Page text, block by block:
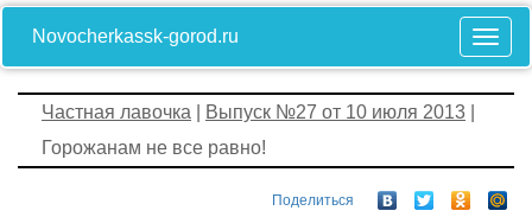
Novocherkassk-gorod.ru
Частная лавочка Выпуск №27 от 10 июля 2013
Горожанам не все равно!
Поделиться